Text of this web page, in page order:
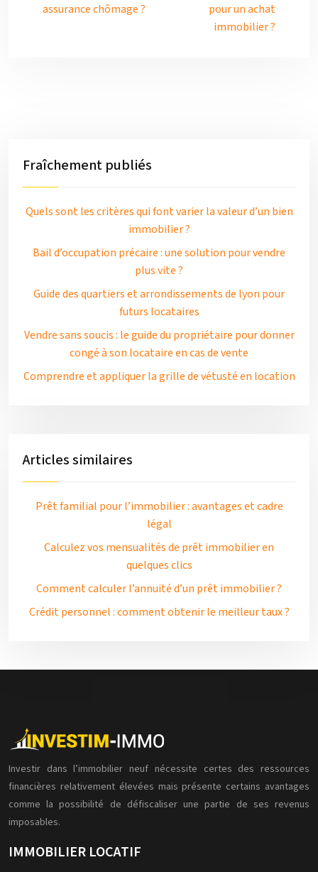
assurance chômage ?
pour un achat
immobilier ?
Fraîchement publiés
Quels sont les critères qui font varier la valeur d’un bien
immobilier ?
Bail d’occupation précaire : une solution pour vendre
plus vite ?
Guide des quartiers et arrondissements de lyon pour
futurs locataires
Vendre sans soucis : le guide du propriétaire pour donner
congé à son locataire en cas de vente
Comprendre et appliquer la grille de vétusté en location
Articles similaires
Prêt familial pour l’immobilier : avantages et cadre
légal
Calculez vos mensualités de prêt immobilier en
quelques clics
Comment calculer l’annuité d’un prêt immobilier ?
Crédit personnel : comment obtenir le meilleur taux ?
Investir dans l’immobilier neuf nécessite certes des ressources
financières relativement élevées mais présente certains avantages
comme la possibilité de défiscaliser une partie de ses revenus
imposables.
IMMOBILIER LOCATIF